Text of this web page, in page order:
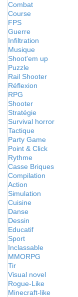
Combat
Course
FPS
Guerre
Infiltration
Musique
Shoot'em up
Puzzle
Rail Shooter
Réflexion
RPG
Shooter
Stratégie
Survival horror
Tactique
Party Game
Point & Click
Rythme
Casse Briques
Compilation
Action
Simulation
Cuisine
Danse
Dessin
Educatif
Sport
Inclassable
MMORPG
Tir
Visual novel
Rogue-Like
Minecraft-like